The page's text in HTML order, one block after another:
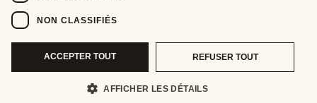
NON CLASSIFIÉS
ACCEPTER TOUT REFUSER TOUT
AFFICHER LES DÉTAILS